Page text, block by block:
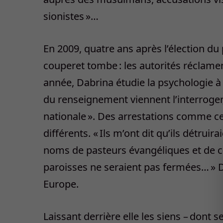
sionistes »…
En 2009, quatre ans après l’élection
couperet tombe : les autorités
année, Dabrina étudie la psychologie
du renseignement viennent
nationale ». Des arrestations comme
différents. « Ils m’ont dit qu’ils
noms de pasteurs évangéliques et de
paroisses ne seraient pas fermées… »
Europe.
Laissant derrière elle les siens – dont